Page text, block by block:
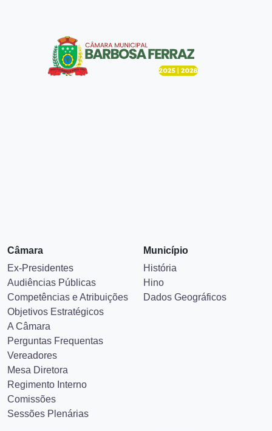
Câmara
Ex-Presidentes
Audiências Públicas
Competências e Atribuições
Objetivos Estratégicos
A Câmara
Perguntas Frequentas
Vereadores
Mesa Diretora
Regimento Interno
Comissões
Sessões Plenárias
Município
História
Hino
Dados Geográficos